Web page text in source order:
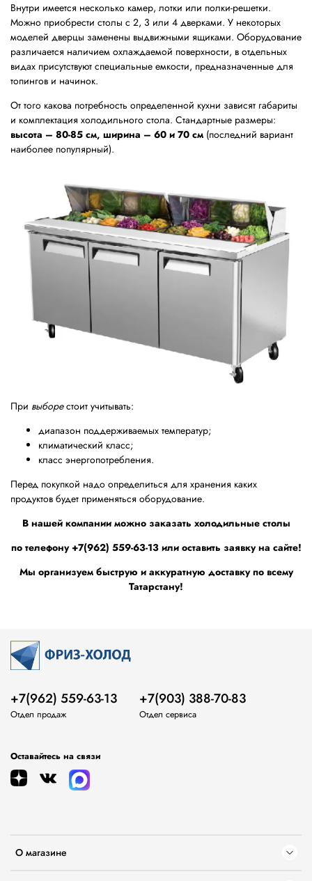
Внутри имеется несколько камер, лотки или полки-решетки.
Можно приобрести столы с 2, 3 или 4 дверками. У некоторых
моделей дверцы заменены выдвижными ящиками. Оборудование
различается наличием охлаждаемой поверхности, в отдельных
видах присутствуют специальные емкости, предназначенные для
топингов и начинок.
От того какова потребность определенной кухни зависят габариты
и комплектация холодильного стола. Стандартные размеры:
высота – 80-85 см, ширина – 60 и 70 см (последний вариант
наиболее популярный).
При выборестоит учитывать:
диапазон поддерживаемых температур;
климатический класс;
класс энергопотребления.
Перед покупкой надо определиться для хранения каких
продуктов будет применяться оборудование.
В нашей компании можно заказать холодильные столы
по телефону +7(962) 559-63-13 или оставить заявку на сайте!
Мы организуем быструю и аккуратную доставку по всему
Татарстану!
О магазине
+7(962) 559-63-13
Отдел продаж
+7(903) 388-70-83
Отдел сервиса
Оставайтесь на связи